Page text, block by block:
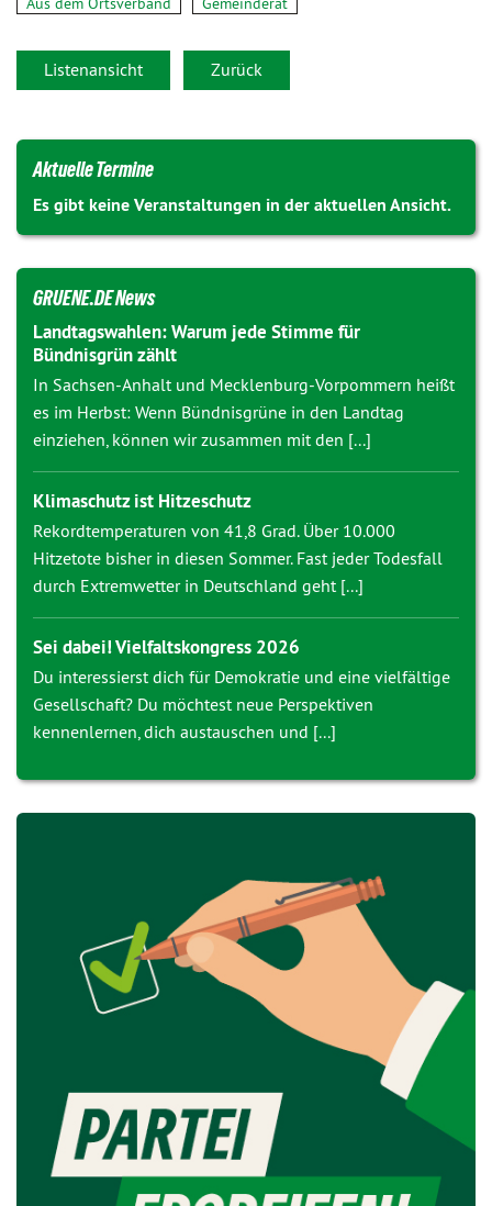
Listenansicht Zurück
Aktuelle Termine
Es gibt keine Veranstaltungen in der aktuellen Ansicht.
GRUENE.DE News
Landtagswahlen: Warum jede Stimme für
Bündnisgrün zählt
In Sachsen-Anhalt und Mecklenburg-Vorpommern heißt
es im Herbst: Wenn Bündnisgrüne in den Landtag
einziehen, können wir zusammen mit den [...]
Klimaschutz ist Hitzeschutz
Rekordtemperaturen von 41,8 Grad. Über 10.000
Hitzetote bisher in diesen Sommer. Fast jeder Todesfall
durch Extremwetter in Deutschland geht [...]
Sei dabei! Vielfaltskongress 2026
Du interessierst dich für Demokratie und eine vielfältige
Gesellschaft? Du möchtest neue Perspektiven
kennenlernen, dich austauschen und [...]